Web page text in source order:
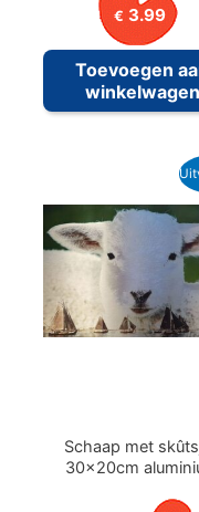
€ 3.99
Toevoegen
winkelwagen
Schaap met
30x20cm